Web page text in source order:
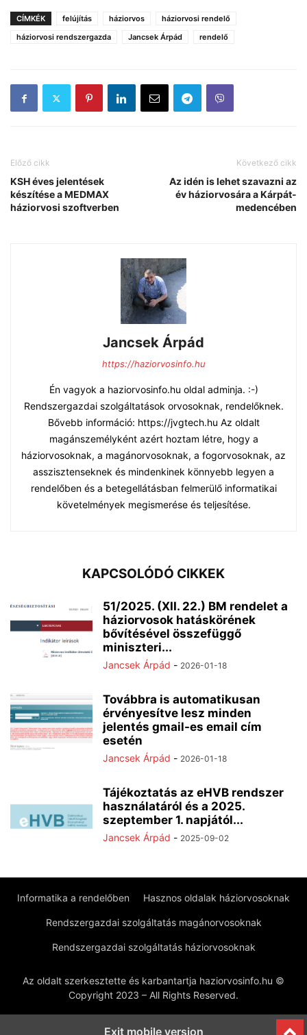
CÍMKÉK felújítás háziorvos
háziorvosi rendelő
háziorvosi rendszergazda
Jancsek Árpád rendelő
Előző cikk
KSH éves jelentések
készítése a MEDMAX
háziorvosi szoftverben
Következő cikk
Az idén is lehet szavazni az
év háziorvosára a Kárpát-
medencében
Jancsek Árpád
https://haziorvosinfo.hu
Én vagyok a haziorvosinfo.hu oldal adminja. :-)
Rendszergazdai szolgáltatások orvosoknak, rendelőknek.
Bővebb információ: https://jvgtech.hu Az oldalt
magánszemélyként azért hoztam létre, hogy a
háziorvosoknak, a magánorvosoknak, a fogorvosoknak, az
asszisztenseknek és mindenkinek könnyebb legyen a
rendelőben és a betegellátásban felmerülő informatikai
követelmények megismerése és teljesítése.
KAPCSOLÓDÓ CIKKEK
51/2025. (XII. 22.) BM rendelet a
háziorvosok hatáskörének
bővítésével összefüggő
miniszteri...
Jancsek Árpád - 2026-01-18
Továbbra is automatikusan
érvényesítve lesz minden
jelentés gmail-es email cím
esetén
Jancsek Árpád - 2026-01-18
Tájékoztatás az eHVB rendszer
használatáról és a 2025.
szeptember 1. napjától...
Jancsek Árpád - 2025-09-02
Informatika a rendelőben Hasznos oldalak háziorvosoknak
Rendszergazdai szolgáltatás magánorvosoknak
Rendszergazdai szolgáltatás háziorvosoknak
Az oldalt szerkesztette és karbantartja haziorvosinfo.hu ©
Copyright 2023 – All Rights Reserved.
Exit mobile version